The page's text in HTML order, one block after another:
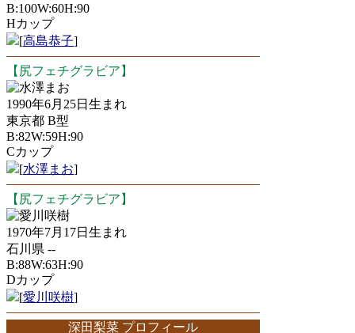
B:100W:60H:90
Hカップ
[高島恭子]
【尻フェチグラビア】
水澤まお
1990年6月25日生まれ
東京都 B型
B:82W:59H:90
Cカップ
[水澤まお]
【尻フェチグラビア】
愛川咲樹
1970年7月17日生まれ
石川県 --
B:88W:63H:90
Dカップ
[愛川咲樹]
深田梨菜 プロフィール